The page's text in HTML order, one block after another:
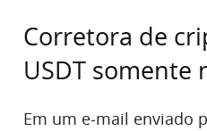
Corretora de
USDT somente
Em um e-mail enviado